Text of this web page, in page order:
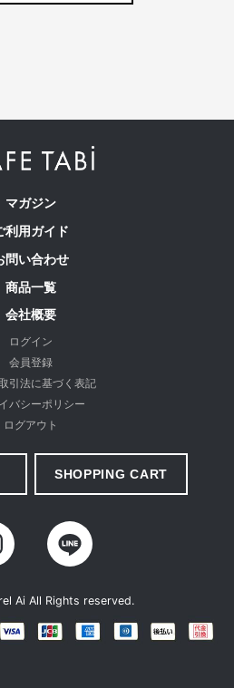
マガジン
利用ガイド
問い合わせ
商品一覧
会社概要
ログイン
会員登録
引法に基づく表記
バシーポリシー
ログアウト
SHOPPING CART
Ai All Rights reserved.